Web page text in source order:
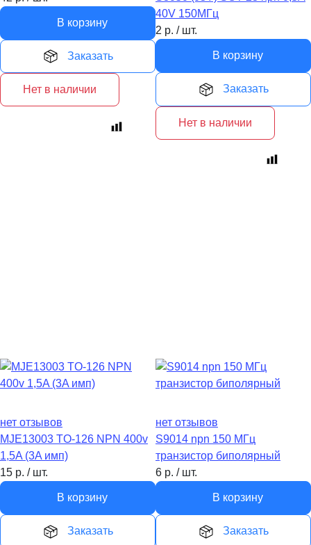
В корзину
Заказать
Нет в наличии
40V 150MГц
2 р. / шт.
В корзину
Заказать
Нет в наличии
нет отзывов
MJE13003 TO-126 NPN 400v
1,5A (3A имп)
15 р. / шт.
В корзину
Заказать
нет отзывов
S9014 npn 150 MГц
транзистор биполярный
6 р. / шт.
В корзину
Заказать